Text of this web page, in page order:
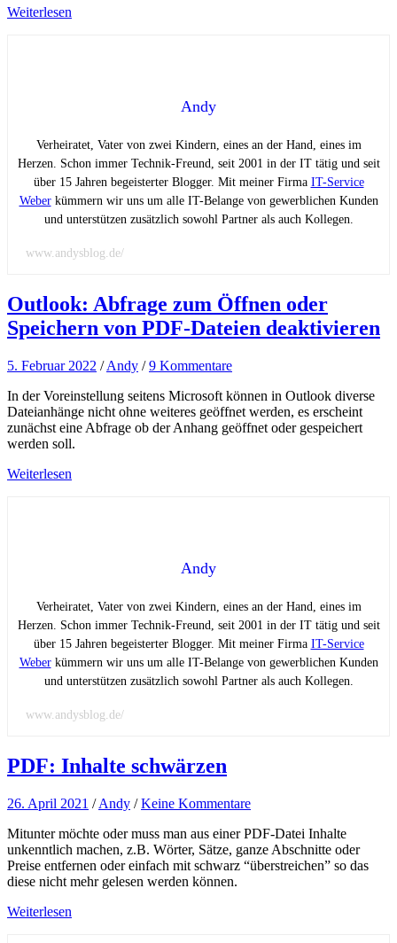
Weiterlesen
Andy
Verheiratet, Vater von zwei Kindern, eines an der Hand, eines im
Herzen. Schon immer Technik-Freund, seit 2001 in der IT tätig und seit
über 15 Jahren begeisterter Blogger. Mit meiner Firma IT-Service
Weberkümmern wir uns um alle IT-Belange von gewerblichen Kunden
und unterstützen zusätzlich sowohl Partner als auch Kollegen.
www.andysblog.de/
Outlook: Abfrage zum Öffnen oder
Speichern von PDF-Dateien deaktivieren
5. Februar 2022 /Andy /9 Kommentare
In der Voreinstellung seitens Microsoft können in Outlook diverse
Dateianhänge nicht ohne weiteres geöffnet werden, es erscheint
zunächst eine Abfrage ob der Anhang geöffnet oder gespeichert
werden soll.
Weiterlesen
Andy
Verheiratet, Vater von zwei Kindern, eines an der Hand, eines im
Herzen. Schon immer Technik-Freund, seit 2001 in der IT tätig und seit
über 15 Jahren begeisterter Blogger. Mit meiner Firma IT-Service
Weberkümmern wir uns um alle IT-Belange von gewerblichen Kunden
und unterstützen zusätzlich sowohl Partner als auch Kollegen.
www.andysblog.de/
PDF: Inhalte schwärzen
26. April 2021 /Andy /Keine Kommentare
Mitunter möchte oder muss man aus einer PDF-Datei Inhalte
unkenntlich machen, z.B. Wörter, Sätze, ganze Abschnitte oder
Preise entfernen oder einfach mit schwarz “überstreichen” so das
diese nicht mehr gelesen werden können.
Weiterlesen